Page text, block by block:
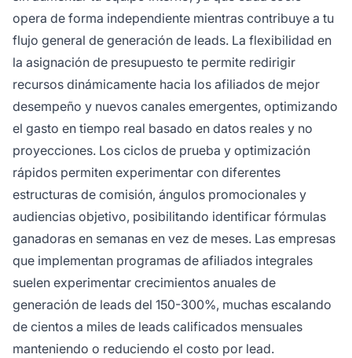
opera de forma independiente mientras contribuye a tu
flujo general de generación de leads. La flexibilidad en
la asignación de presupuesto te permite redirigir
recursos dinámicamente hacia los afiliados de mejor
desempeño y nuevos canales emergentes, optimizando
el gasto en tiempo real basado en datos reales y no
proyecciones. Los ciclos de prueba y optimización
rápidos permiten experimentar con diferentes
estructuras de comisión, ángulos promocionales y
audiencias objetivo, posibilitando identificar fórmulas
ganadoras en semanas en vez de meses. Las empresas
que implementan programas de afiliados integrales
suelen experimentar crecimientos anuales de
generación de leads del 150-300%, muchas escalando
de cientos a miles de leads calificados mensuales
manteniendo o reduciendo el costo por lead.